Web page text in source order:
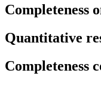
Completeness
Quantitative
Completeness